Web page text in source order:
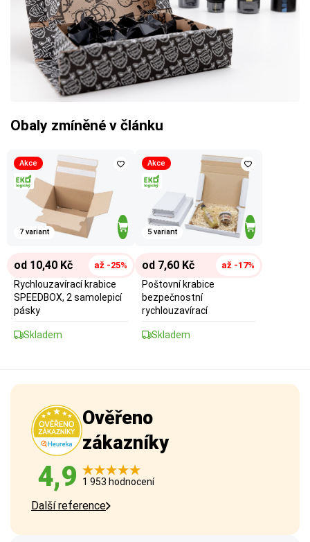
Obaly zmíněné v článku
Akce
7 variant
od 10,40 Kč až -25%
Rychlouzavírací krabice
SPEEDBOX, 2 samolepicí
pásky
Skladem
Akce
5 variant
od 7,60 Kč až -17%
Poštovní krabice
bezpečnostní
rychlouzavírací
Skladem
Ověřeno
zákazníky
4,9 1 953 hodnocení
Další reference